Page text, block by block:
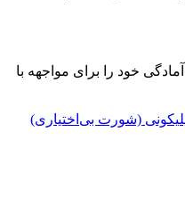
خود را برای مواجهه با
(شورت بی‌اختیاری)